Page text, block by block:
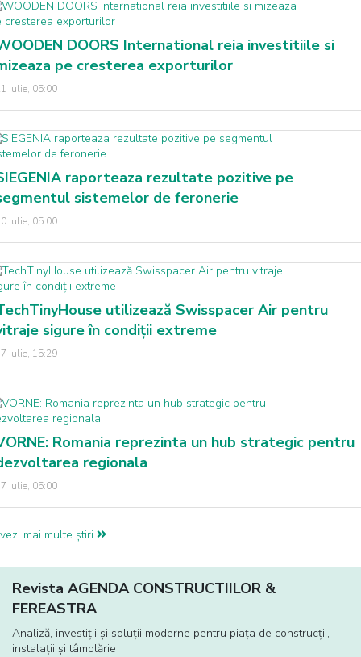
DOORS International reia investitiile si
pe cresterea exporturilor
Iulie, 05:00
raporteaza rezultate pozitive pe
sistemelor de feronerie
Iulie, 05:00
utilizează Swisspacer Air pentru
sigure în condiții extreme
Iulie, 15:29
Romania reprezinta un hub strategic pentru
regionala
Iulie, 05:00
vezi mai multe știri
Revista AGENDA CONSTRUCTIILOR &
FEREASTRA
Analiză, investiţii și soluţii moderne pentru piaţa de construcţii,
instalaţii și tâmplărie